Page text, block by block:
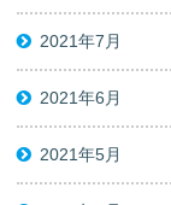
2021年7月
2021年6月
2021年5月